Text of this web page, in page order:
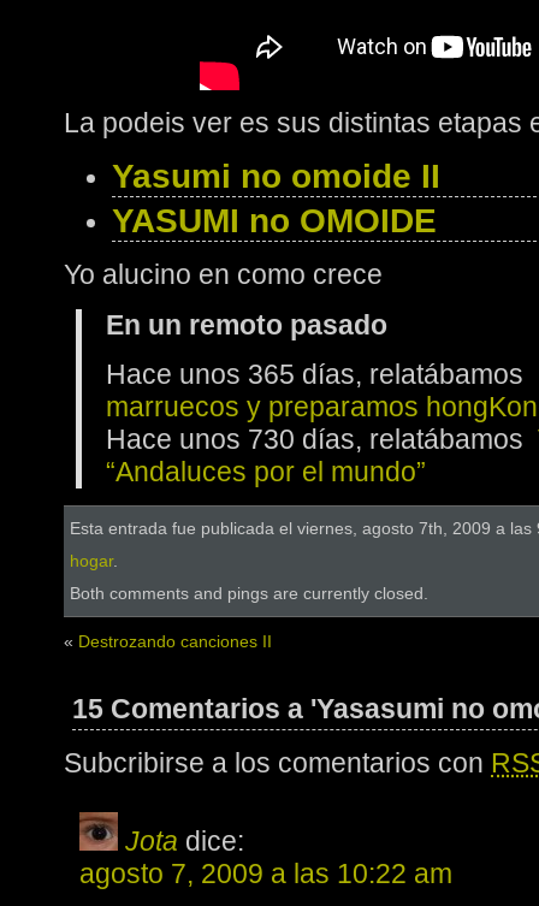
La podeis ver es sus distintas etapas
Yasumi no omoide II
YASUMI no OMOIDE
Yo alucino en como crece
En un remoto pasado
Hace unos 365 días, relatábamos
marruecos y preparamos
Hace unos 730 días, relatábamos
“Andaluces por el mundo”
Esta entrada fue publicada el viernes, agosto 7th, 2009 a
hogar.
Both comments and pings are currently closed.
« Destrozando canciones II
15 Comentarios a 'Yasasumi no
Subcribirse a los comentarios con
Jota dice:
agosto 7, 2009 a las 10:22 am